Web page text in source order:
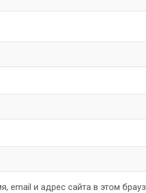
email и адрес сайта в этом